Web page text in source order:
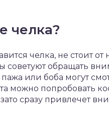
челка?
челка, не стоит от
советуют обращать
или боба могут
можно попробовать
сразу привлечет